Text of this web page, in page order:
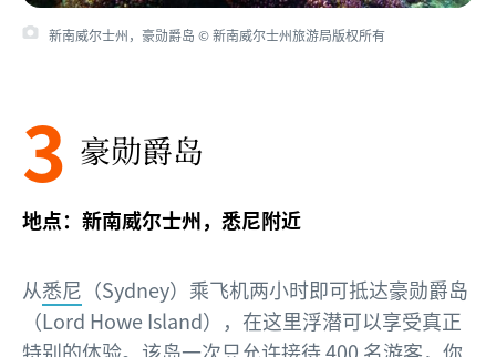
新南威尔士州，豪勋爵岛 © 新南威尔士州旅游局版权所有
3 豪勋爵岛
地点：新南威尔士州，悉尼附近
从悉尼 （Sydney）乘飞机两小时即可抵达豪勋爵岛
（Lord Howe Island），在这里浮潜可以享受真正